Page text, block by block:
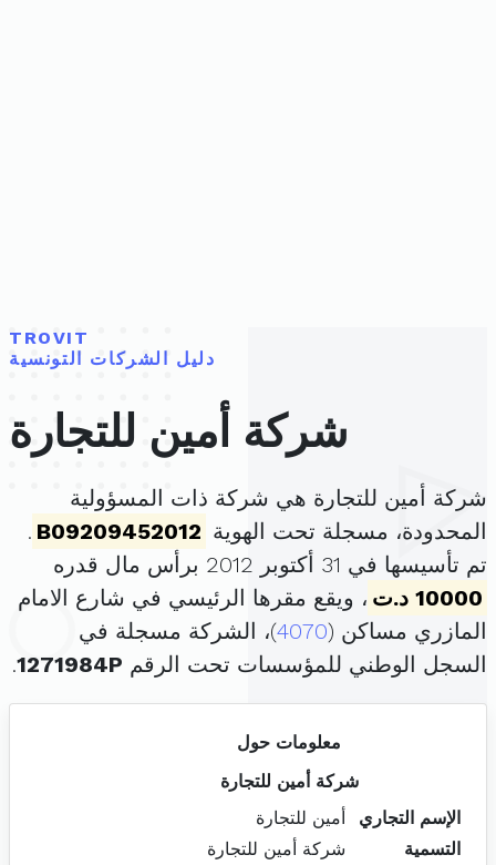
TROVIT
دليل الشركات التونسية
شركة أمين للتجارة
شركة أمين للتجارة هي شركة ذات المسؤولية
المحدودة، مسجلة تحت الهوية B09209452012
.
تم تأسيسها في 31 أكتوبر 2012 برأس مال قدره
10000 د.ت
، ويقع مقرها الرئيسي في شارع الامام
المازري مساكن (4070)، الشركة مسجلة في
السجل الوطني للمؤسسات تحت الرقم 1271984P
.
معلومات حول
شركة أمين للتجارة
الإسم التجاري
أمين للتجارة
التسمية
شركة أمين للتجارة